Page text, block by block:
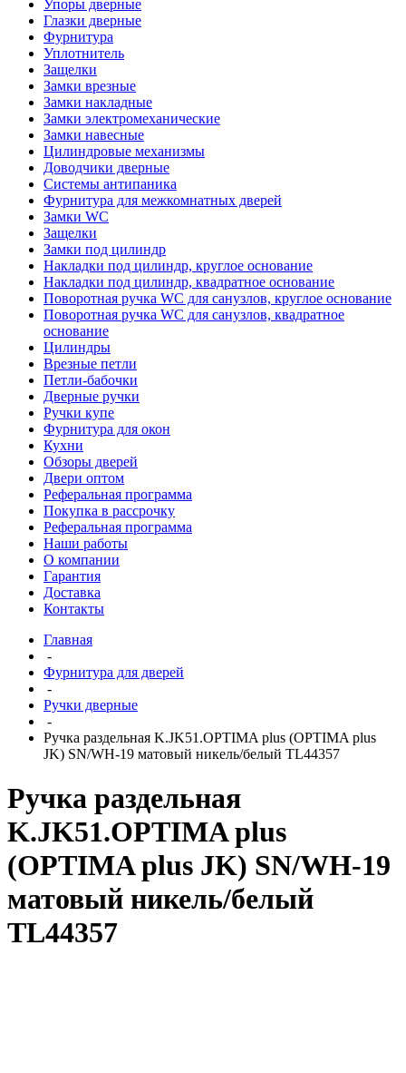
Упоры дверные
Глазки дверные
Фурнитура
Уплотнитель
Защелки
Замки врезные
Замки накладные
Замки электромеханические
Замки навесные
Цилиндровые механизмы
Доводчики дверные
Системы антипаника
Фурнитура для межкомнатных дверей
Замки WC
Защелки
Замки под цилиндр
Накладки под цилиндр, круглое основание
Накладки под цилиндр, квадратное основание
Поворотная ручка WC для санузлов, круглое основание
Поворотная ручка WC для санузлов, квадратное
основание
Цилиндры
Врезные петли
Петли-бабочки
Дверные ручки
Ручки купе
Фурнитура для окон
Кухни
Обзоры дверей
Двери оптом
Реферальная программа
Покупка в рассрочку
Реферальная программа
Наши работы
О компании
Гарантия
Доставка
Контакты
Главная
-
Фурнитура для дверей
-
Ручки дверные
-
Ручка раздельная K.JK51.OPTIMA plus (OPTIMA plus
JK) SN/WH-19 матовый никель/белый TL44357
Ручка раздельная
K.JK51.OPTIMA plus
(OPTIMA plus JK) SN/WH-19
матовый никель/белый
TL44357